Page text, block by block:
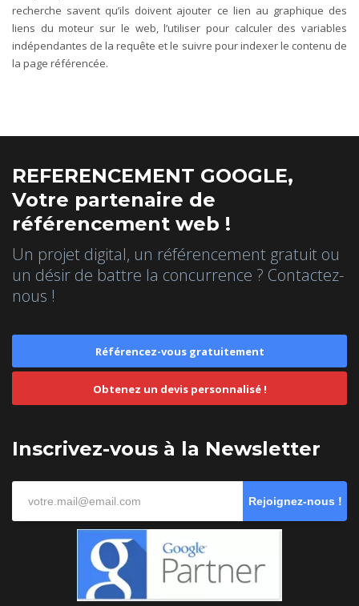
recherche savent qu’ils doivent ajouter ce lien au graphique des
liens du moteur sur le web, l’utiliser pour calculer des variables
indépendantes de la requête et le suivre pour indexer le contenu de
la page référencée.
REFERENCEMENT GOOGLE,
Votre partenaire de
référencement web !
Un projet digital, un référencement gratuit ou
un désir de battre la concurrence ? Contactez-
nous !
Référencez-vous gratuitement
Obtenez un devis personnalisé !
Inscrivez-vous à la Newsletter
Rejoignez-nous !